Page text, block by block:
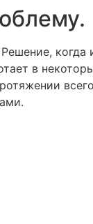
когда
в